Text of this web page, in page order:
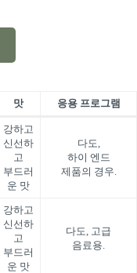
맛 응용 프로그램
강하고
신선하
고
부드러
운 맛
다도,
하이 엔드
제품의 경우.
강하고
신선하
고
부드러
운 맛
다도, 고급
음료용.